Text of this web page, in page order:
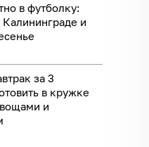
в футболку:
и
за 3
в кружке
и